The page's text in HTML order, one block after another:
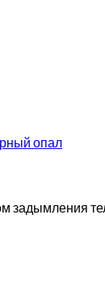
опал
задымления